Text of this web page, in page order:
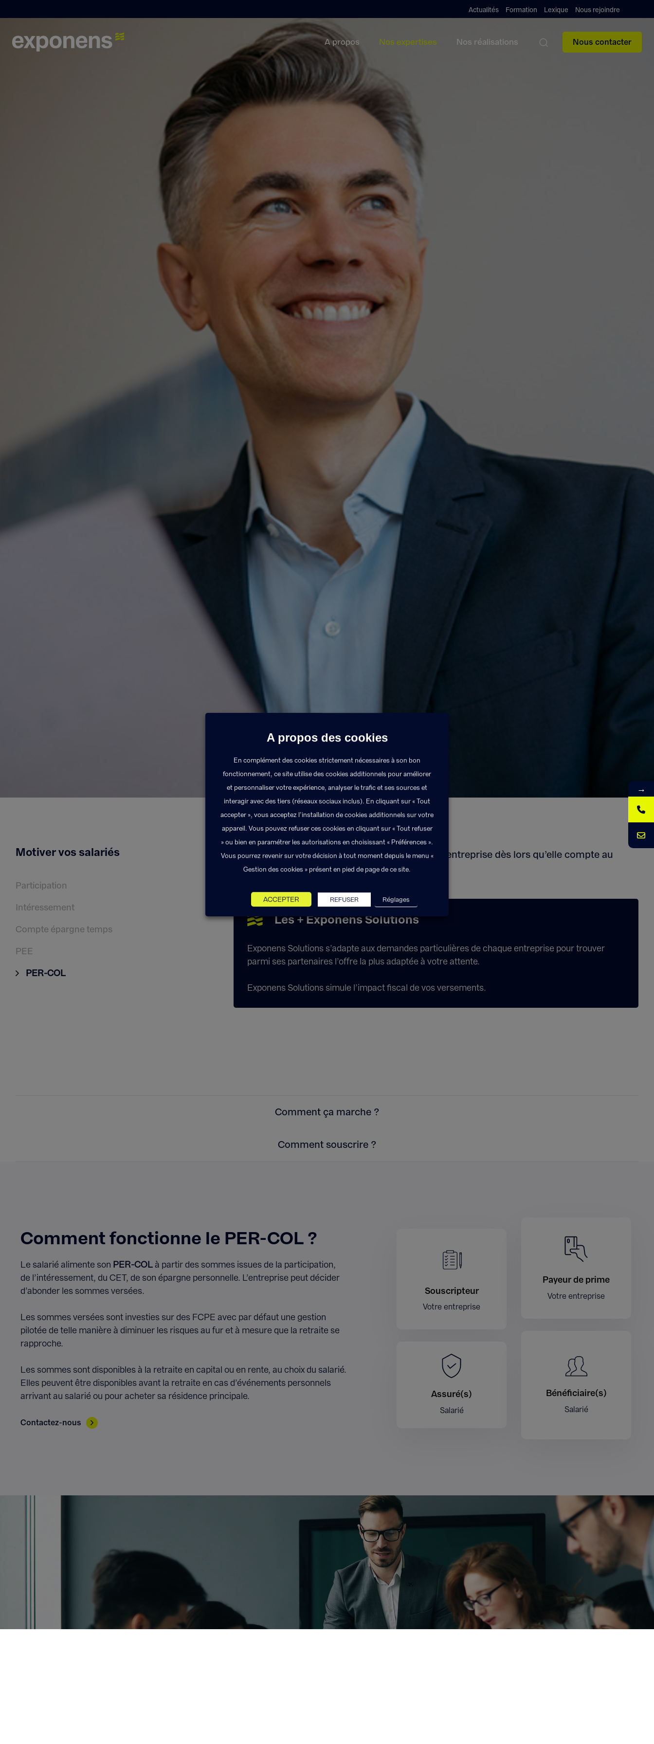
Actualités Formation Lexique Nous rejoindre
A propos Nos expertises Nos réalisations Nous contacter
Plan d'épargne retraite
collectif - PER-COL
Motiver vos salariés
Participation
Intéressement
Compte épargne temps
PEE
PER-COL
Le PER-COL peut être mis en place dans toute entreprise dès lors qu’elle compte au
moins un salarié.
Les + Exponens Solutions
Exponens Solutions s’adapte aux demandes particulières de chaque entreprise pour trouver
parmi ses partenaires l’offre la plus adaptée à votre attente.
Exponens Solutions simule l’impact fiscal de vos versements.
Comment ça marche ?
Comment souscrire ?
Comment fonctionne le PER-COL ?
Le salarié alimente son PER-COLà partir des sommes issues de la participation,
de l’intéressement, du CET, de son épargne personnelle. L’entreprise peut décider
d’abonder les sommes versées.
Les sommes versées sont investies sur des FCPE avec par défaut une gestion
pilotée de telle manière à diminuer les risques au fur et à mesure que la retraite se
rapproche.
Les sommes sont disponibles à la retraite en capital ou en rente, au choix du salarié.
Elles peuvent être disponibles avant la retraite en cas d’événements personnels
arrivant au salarié ou pour acheter sa résidence principale.
Contactez-nous
Souscripteur
Votre entreprise
Assuré(s)
Salarié
Payeur de prime
Votre entreprise
Bénéficiaire(s)
Salarié
Comment souscrire
le contrat adapté ?
A propos des cookies
En complément des cookies strictement nécessaires à son bon
fonctionnement, ce site utilise des cookies additionnels pour améliorer
et personnaliser votre expérience, analyser le trafic et ses sources et
interagir avec des tiers (réseaux sociaux inclus). En cliquant sur « Tout
accepter », vous acceptez l’installation de cookies additionnels sur votre
appareil. Vous pouvez refuser ces cookies en cliquant sur « Tout refuser
» ou bien en paramétrer les autorisations en choisissant « Préférences ».
Vous pourrez revenir sur votre décision à tout moment depuis le menu «
Gestion des cookies » présent en pied de page de ce site.
ACCEPTER REFUSER Réglages
→